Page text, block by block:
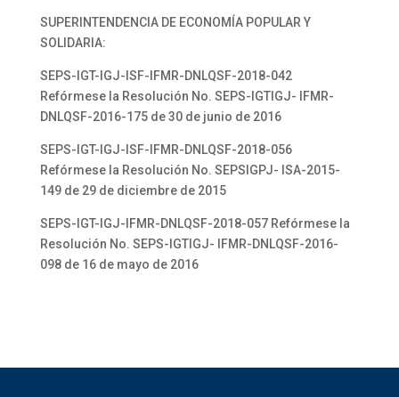
SUPERINTENDENCIA DE ECONOMÍA POPULAR Y
SOLIDARIA:
SEPS-IGT-IGJ-ISF-IFMR-DNLQSF-2018-042
Refórmese la Resolución No. SEPS-IGTIGJ- IFMR-
DNLQSF-2016-175 de 30 de junio de 2016
SEPS-IGT-IGJ-ISF-IFMR-DNLQSF-2018-056
Refórmese la Resolución No. SEPSIGPJ- ISA-2015-
149 de 29 de diciembre de 2015
SEPS-IGT-IGJ-IFMR-DNLQSF-2018-057 Refórmese la
Resolución No. SEPS-IGTIGJ- IFMR-DNLQSF-2016-
098 de 16 de mayo de 2016